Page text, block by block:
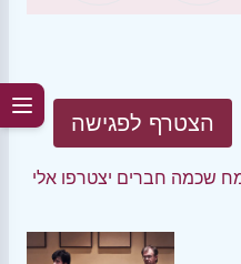
הצטרף לפגישה
שכמה חברים יצטרפו אלי